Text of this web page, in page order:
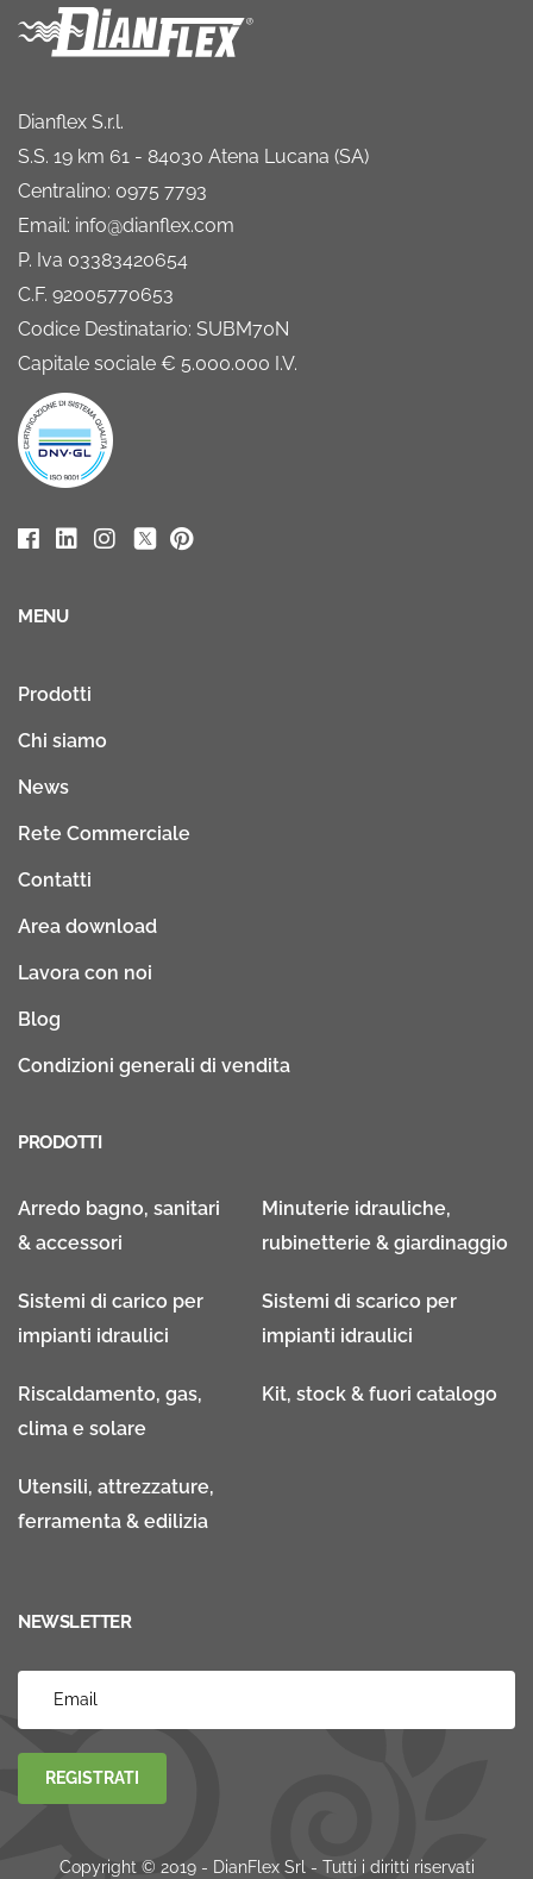
Dianflex S.r.l.
S.S. 19 km 61 - 84030 Atena Lucana (SA)
Centralino: 0975 7793
Email: info@dianflex.com
P. Iva 03383420654
C.F. 92005770653
Codice Destinatario: SUBM70N
Capitale sociale € 5.000.000 I.V.
MENU
Prodotti
Chi siamo
News
Rete Commerciale
Contatti
Area download
Lavora con noi
Blog
Condizioni generali di vendita
PRODOTTI
Arredo bagno, sanitari
& accessori
Minuterie idrauliche,
rubinetterie & giardinaggio
Sistemi di carico per
impianti idraulici
Sistemi di scarico per
impianti idraulici
Riscaldamento, gas,
clima e solare
Kit, stock & fuori catalogo
Utensili, attrezzature,
ferramenta & edilizia
NEWSLETTER
REGISTRATI
Copyright © 2019 - DianFlex Srl - Tutti i diritti riservati